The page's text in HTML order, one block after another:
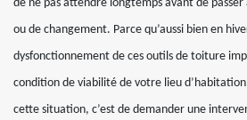
de ne pas attendre longtemps avant de
ou de changement. Parce qu’aussi bien en
dysfonctionnement de ces outils de toiture
condition de viabilité de votre lieu
cette situation, c’est de demander une